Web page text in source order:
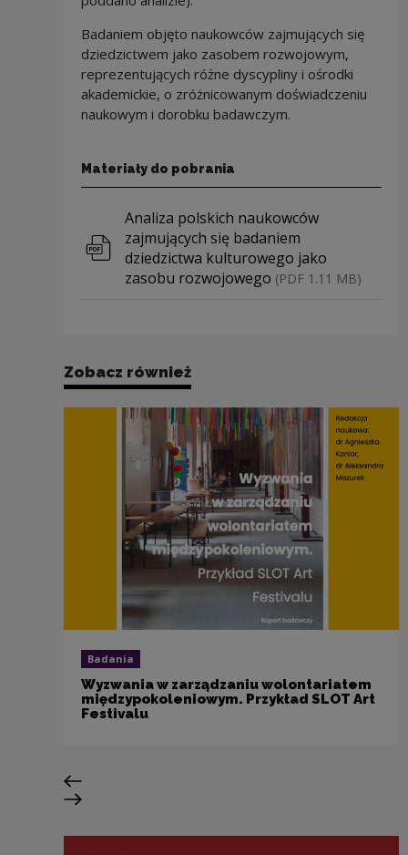
Badaniem objęto naukowców zajmujących się
dziedzictwem jako zasobem rozwojowym,
reprezentujących różne dyscypliny i ośrodki
akademickie, o zróżnicowanym doświadczeniu
naukowym i dorobku badawczym.
Materiały do pobrania
Pobierz plik
Analiza polskich naukowców
zajmujących się badaniem
dziedzictwa kulturowego jako
zasobu rozwojowego (PDF 1.11 MB)
Zobacz również
Badania
Wyzwania w zarządzaniu wolontariatem
międzypokoleniowym. Przykład SLOT Art
Festivalu
Poprzedni slajd
Następny slajd